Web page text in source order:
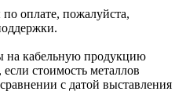
оплате, пожалуйста,
на кабельную продукцию
стоимость металлов
с датой выставления